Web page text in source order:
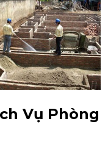
Vụ Phòng